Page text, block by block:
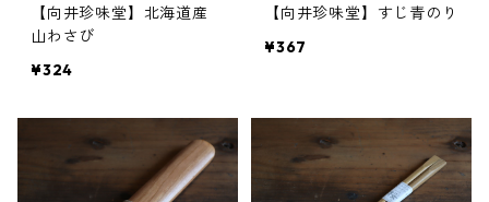
【向井珍味堂】北海道産
山わさび
¥324
【向井珍味堂】すじ青のり
¥367